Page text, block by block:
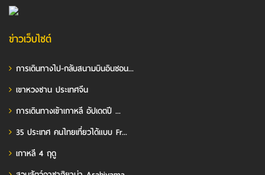
ข่าวเว็บไซต์
การเดินทางไป-กลับสนามบินอินชอน...
เขาหวงซาน ประเทศจีน
การเดินทางเข้าเกาหลี อัปเดตปี ...
35 ประเทศ คนไทยเที่ยวได้แบบ Fr...
เกาหลี 4 ฤดู